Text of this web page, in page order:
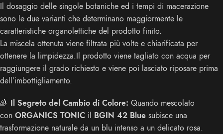
Il dosaggio delle singole botaniche ed i tempi di macerazione
sono le due varianti che determinano maggiormente le
caratteristiche organolettiche del prodotto finito.
La miscela ottenuta viene filtrata più volte e chiarificata per
ottenere la limpidezza.Il prodotto viene tagliato con acqua per
raggiungere il grado richiesto e viene poi lasciato riposare prima
dell’imbottigliamento.
🌈 Il Segreto del Cambio di Colore: Quando mescolato
con ORGANICS TONIC il BGIN 42 Blue subisce una
trasformazione naturale da un blu intenso a un delicato rosa.